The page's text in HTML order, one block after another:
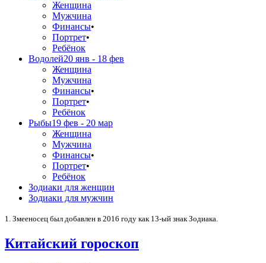
Женщина
Мужчина
Финансы•
Портрет•
Ребёнок
Водолей20 янв - 18 фев
Женщина
Мужчина
Финансы•
Портрет•
Ребёнок
Рыбы19 фев - 20 мар
Женщина
Мужчина
Финансы•
Портрет•
Ребёнок
Зодиаки для женщин
Зодиаки для мужчин
1. Змееносец был добавлен в 2016 году как 13-ый знак Зодиака.
Китайский гороскоп